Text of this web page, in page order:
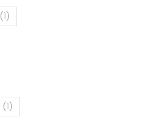
(1)
(1)